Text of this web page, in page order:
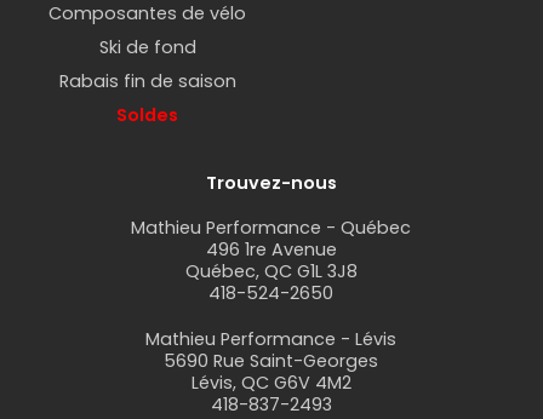
Composantes de vélo
Ski de fond
Rabais fin de saison
Soldes
Trouvez-nous
Mathieu Performance - Québec
496 1re Avenue
Québec, QC G1L 3J8
418-524-2650
Mathieu Performance - Lévis
5690 Rue Saint-Georges
Lévis, QC G6V 4M2
418-837-2493